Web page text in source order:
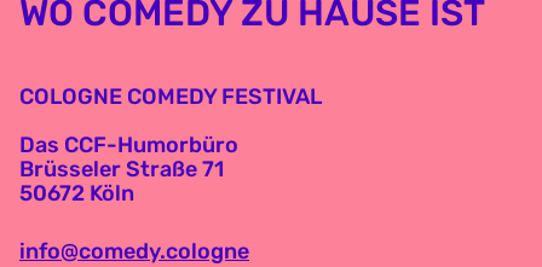
WO COMEDY ZU HAUSE IST
COLOGNE COMEDY FESTIVAL
Das CCF-Humorbüro
Brüsseler Straße 71
50672 Köln
info@comedy.cologne